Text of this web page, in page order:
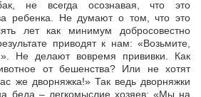
не всегда осознавая, что это
за ребенка. Не думают о том, что это
лет как минимум добросовестно
приводят к нам: «Возьмите,
Не делают вовремя прививки. Как
от бешенства? Или не хотят
же дворняжка!» Так ведь дворняжки
беда – легкомыслие хозяев: «Мы на